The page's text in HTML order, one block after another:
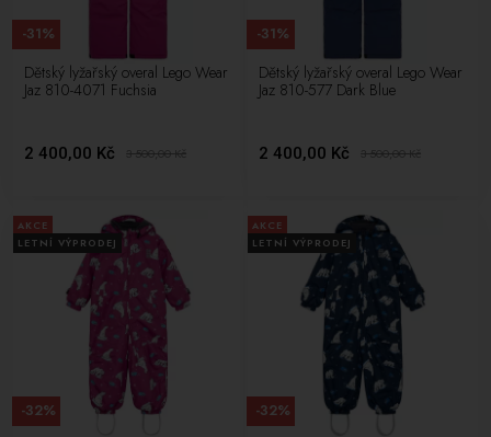
Dětský lyžařský overal Lego Wear
Jaz 810-4071 Fuchsia
2 400,00 Kč 3 500,00Kč
-31%
Dětský lyžařský overal Lego Wear
Jaz 810-577 Dark Blue
2 400,00 Kč 3 500,00Kč
-31%
AKCE
LETNÍ VÝPRODEJ
-32%
AKCE
LETNÍ VÝPRODEJ
-32%